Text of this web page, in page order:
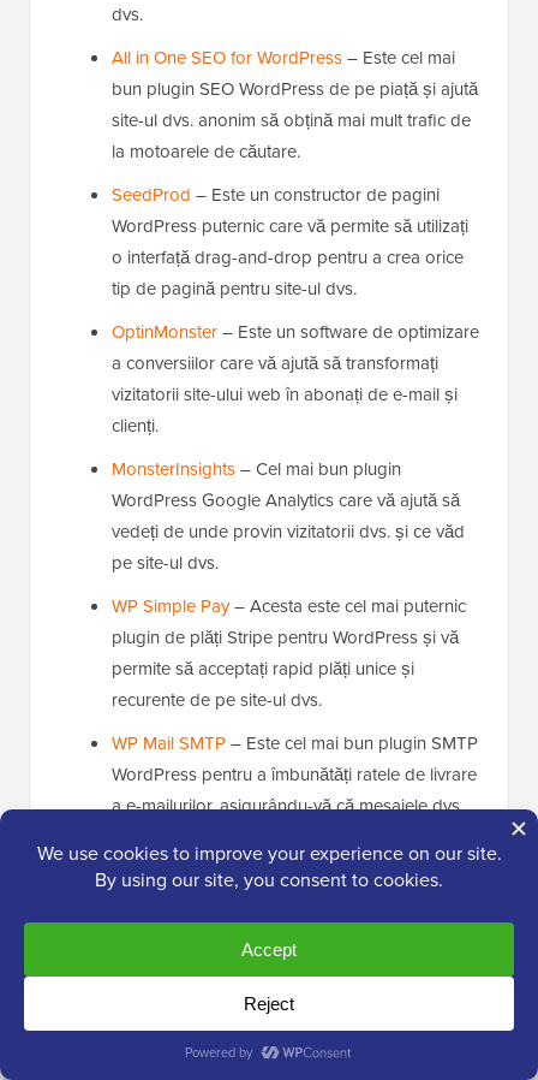
dvs.
All in One SEO for WordPress– Este cel mai
bun plugin SEO WordPress de pe piață și ajută
site-ul dvs. anonim să obțină mai mult trafic de
la motoarele de căutare.
SeedProd – Este un constructor de pagini
WordPress puternic care vă permite să utilizați
o interfață drag-and-drop pentru a crea orice
tip de pagină pentru site-ul dvs.
OptinMonster– Este un software de optimizare
a conversiilor care vă ajută să transformați
vizitatorii site-ului web în abonați de e-mail și
clienți.
MonsterInsights– Cel mai bun plugin
WordPress Google Analytics care vă ajută să
vedeți de unde provin vizitatorii dvs. și ce văd
pe site-ul dvs.
WP Simple Pay– Acesta este cel mai puternic
plugin de plăți Stripe pentru WordPress și vă
permite să acceptați rapid plăți unice și
recurente de pe site-ul dvs.
WP Mail SMTP– Este cel mai bun plugin SMTP
WordPress pentru a îmbunătăți ratele de livrare
a e-mailurilor, asigurându-vă că mesajele dvs.
utilizatorului și nu în folderul de spam.
Pentru mai multe recomandări de pluginuri, consultați
lista noastră completă depluginuri WordPress
Întrebări frecvente despre rularea unui